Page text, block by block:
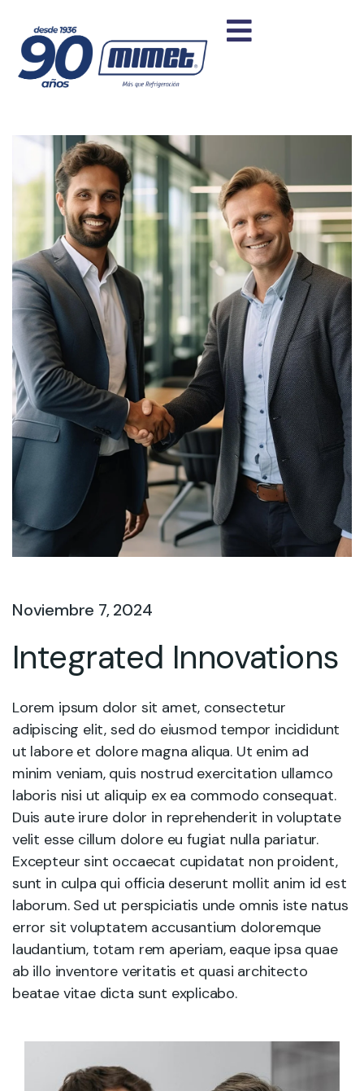
Noviembre 7, 2024
Integrated Innovations
Lorem ipsum dolor sit amet, consectetur
adipiscing elit, sed do eiusmod tempor incididunt
ut labore et dolore magna aliqua. Ut enim ad
minim veniam, quis nostrud exercitation ullamco
laboris nisi ut aliquip ex ea commodo consequat.
Duis aute irure dolor in reprehenderit in voluptate
velit esse cillum dolore eu fugiat nulla pariatur.
Excepteur sint occaecat cupidatat non proident,
sunt in culpa qui officia deserunt mollit anim id est
laborum. Sed ut perspiciatis unde omnis iste natus
error sit voluptatem accusantium doloremque
laudantium, totam rem aperiam, eaque ipsa quae
ab illo inventore veritatis et quasi architecto
beatae vitae dicta sunt explicabo.